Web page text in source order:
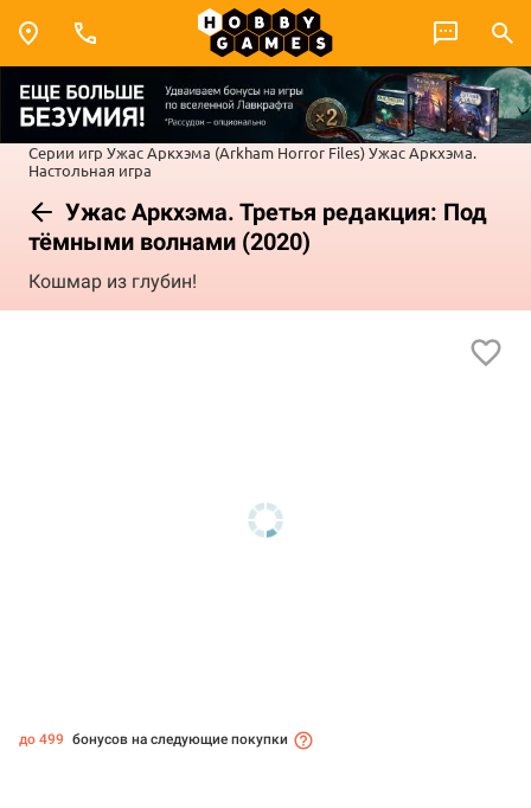
Серии игр Ужас Аркхэма (Arkham Horror Files)Ужас Аркхэма.
Настольная игра
Ужас Аркхэма. Третья редакция: Под
тёмными волнами (2020)
Кошмар из глубин!
до 499 бонусов на следующие покупки